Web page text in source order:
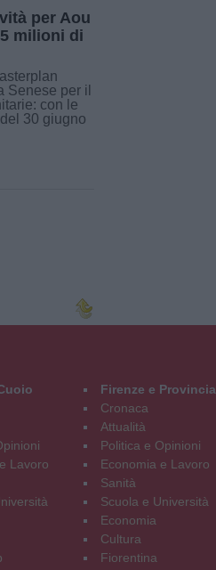
per Aou
milioni di
Senese per il
con le
30 giugno
Lavoro
Firenze e Provincia
Cronaca
Attualità
Politica e Opinioni
Economia e Lavoro
Sanità
Scuola e Università
Economia
Cultura
Fiorentina